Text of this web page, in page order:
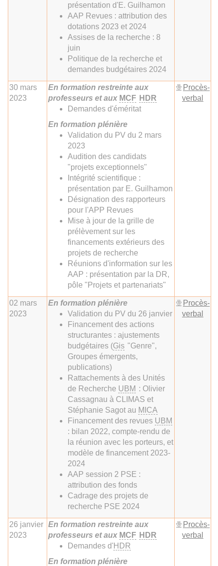
présentation d'E. Guilhamon
AAP Revues : attribution des
dotations 2023 et 2024
Assises de la recherche : 8
juin
Politique de la recherche et
demandes budgétaires 2024
30 mars
2023
En formation restreinte aux
professeurs et aux MCF HDR
Demandes d'éméritat
En formation plénière
Validation du PV du 2 mars
2023
Audition des candidats
"projets exceptionnels"
Intégrité scientifique :
présentation par E. Guilhamon
Désignation des rapporteurs
pour l'APP Revues
Mise à jour de la grille de
prélèvement sur les
financements extérieurs des
projets de recherche
Réunions d'information sur les
AAP : présentation par la DR,
pôle "Projets et partenariats"
Procès-
verbal
02 mars
2023
En formation plénière
Validation du PV du 26 janvier
Financement des actions
structurantes : ajustements
budgétaires (Gis "Genre",
Groupes émergents,
publications)
Rattachements à des Unités
de Recherche UBM : Olivier
Cassagnau à CLIMAS et
Stéphanie Sagot au MICA
Financement des revues UBM
: bilan 2022, compte-rendu de
la réunion avec les porteurs, et
modèle de financement 2023-
2024
AAP session 2 PSE :
attribution des fonds
Cadrage des projets de
recherche PSE 2024
Procès-
verbal
26 janvier
2023
En formation restreinte aux
professeurs et aux MCF HDR
Demandes d' HDR
En formation plénière
Procès-
verbal